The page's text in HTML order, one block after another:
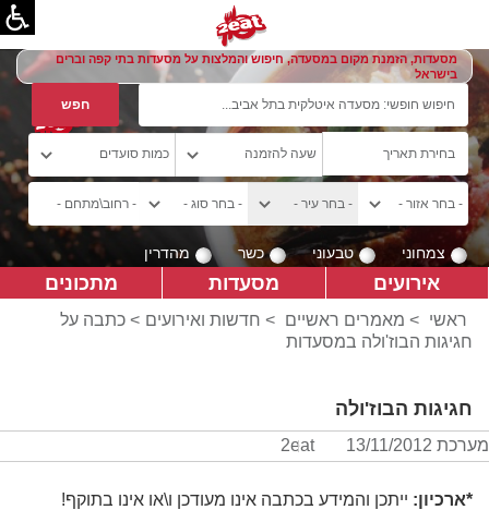
מסעדות, הזמנת מקום במסעדה, חיפוש והמלצות על מסעדות בתי קפה וברים
בישראל
צמחוני טבעוני כשר מהדרין
אירועים מסעדות מתכונים
ראשי > מאמרים ראשיים > חדשות ואירועים > כתבה על
חגיגות הבוז'ולה במסעדות
חגיגות הבוז'ולה
מערכת 2eat 13/11/2012
*ארכיון: ייתכן והמידע בכתבה אינו מעודכן ו\או אינו בתוקף!